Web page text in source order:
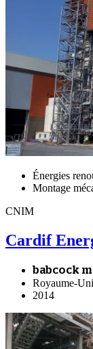
Énergies
Montage
CNIM
Cardif
babcock
Royaume-Uni
2014